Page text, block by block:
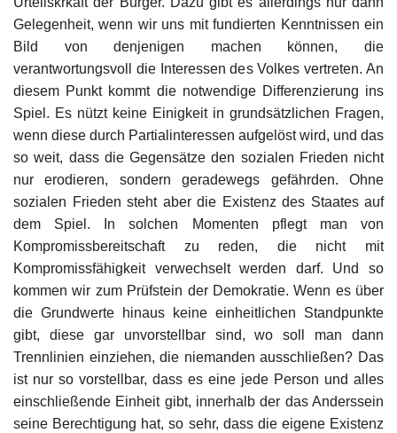
Gelegenheit, wenn wir uns mit fundierten Kenntnissen ein
Bild von denjenigen machen können, die
verantwortungsvoll die Interessen des Volkes vertreten. An
diesem Punkt kommt die notwendige Differenzierung ins
Spiel. Es nützt keine Einigkeit in grundsätzlichen Fragen,
wenn diese durch Partialinteressen aufgelöst wird, und das
so weit, dass die Gegensätze den sozialen Frieden nicht
nur erodieren, sondern geradewegs gefährden. Ohne
sozialen Frieden steht aber die Existenz des Staates auf
dem Spiel. In solchen Momenten pflegt man von
Kompromissbereitschaft zu reden, die nicht mit
Kompromissfähigkeit verwechselt werden darf. Und so
kommen wir zum Prüfstein der Demokratie. Wenn es über
die Grundwerte hinaus keine einheitlichen Standpunkte
gibt, diese gar unvorstellbar sind, wo soll man dann
Trennlinien einziehen, die niemanden ausschließen? Das
ist nur so vorstellbar, dass es eine jede Person und alles
einschließende Einheit gibt, innerhalb der das Anderssein
seine Berechtigung hat, so sehr, dass die eigene Existenz